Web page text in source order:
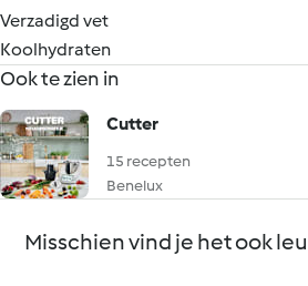
Verzadigd vet
Koolhydraten
Ook te zien in
Cutter
15 recepten
Benelux
Misschien vind je het ook